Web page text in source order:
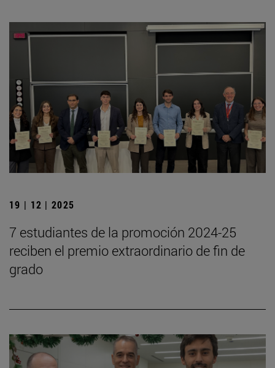
19 | 12 | 2025
7 estudiantes de la promoción 2024-25
reciben el premio extraordinario de fin de
grado